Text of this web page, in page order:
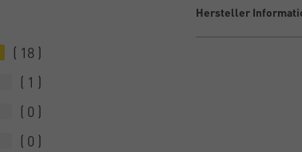
18
1
0
0
Hersteller